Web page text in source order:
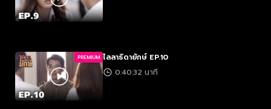
PREMIUM ไลลาธิดายักษ์ EP.10
0:40:32 นาที